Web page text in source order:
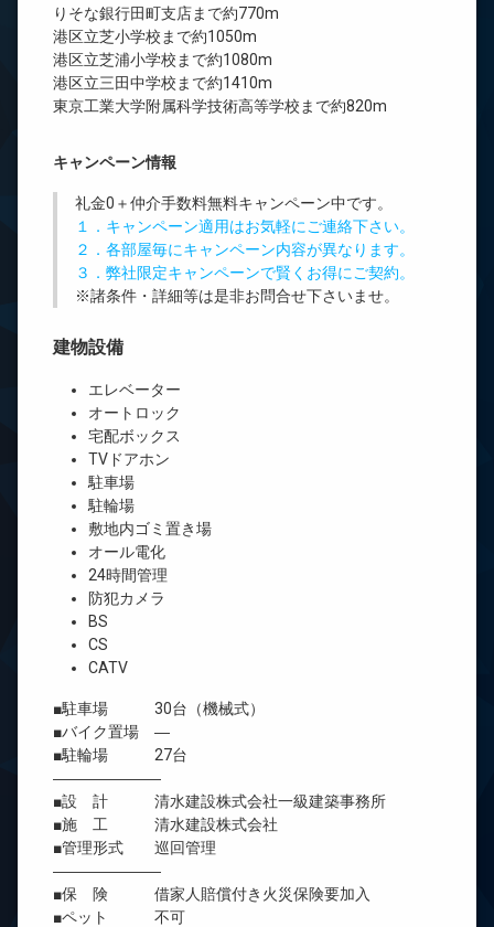
りそな銀行田町支店まで約770m
港区立芝小学校まで約1050m
港区立芝浦小学校まで約1080m
港区立三田中学校まで約1410m
東京工業大学附属科学技術高等学校まで約820m
キャンペーン情報
礼金0 ＋仲介手数料無料キャンペーン中です。
１．キャンペーン適用はお気軽にご連絡下さい。
２．各部屋毎にキャンペーン内容が異なります。
３．弊社限定キャンペーンで賢くお得にご契約。
※諸条件・詳細等は是非お問合せ下さいませ。
建物設備
エレベーター
オートロック
宅配ボックス
TVドアホン
駐車場
駐輪場
敷地内ゴミ置き場
オール電化
24時間管理
防犯カメラ
BS
CS
CATV
■駐車場 30台（機械式）
■バイク置場 ―
■駐輪場 27台
―――――――
■設 計 清水建設株式会社一級建築事務所
■施 工 清水建設株式会社
■管理形式 巡回管理
―――――――
■保 険 借家人賠償付き火災保険要加入
■ペット 不可